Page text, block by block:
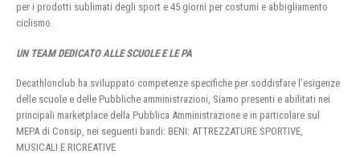
per i prodotti sublimati degli sport e 45 giorni per costumi e abbigliamento
ciclismo.
UN TEAM DEDICATO ALLE SCUOLE E LE PA
Decathlonclub ha sviluppato competenze specifiche per soddisfare l’esigenze
delle scuole e delle Pubbliche amministrazioni, Siamo presenti e abilitati nei
principali marketplace della Pubblica Amministrazione e in particolare sul
MEPA di Consip, nei seguenti bandi: BENI: ATTREZZATURE SPORTIVE,
MUSICALI E RICREATIVE